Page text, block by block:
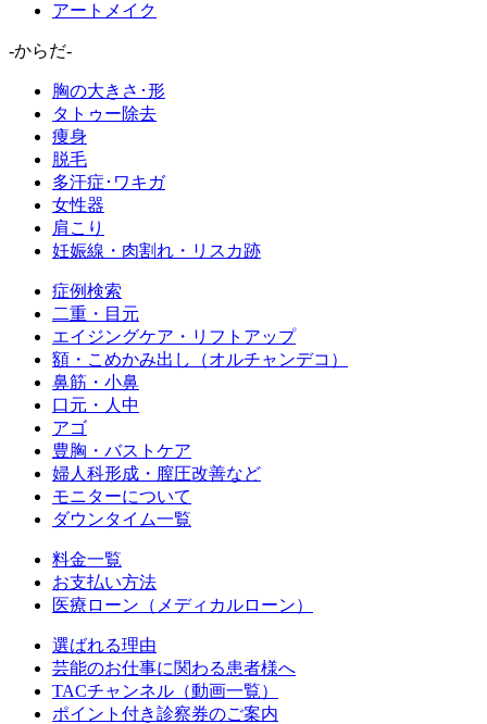
アートメイク
-からだ-
胸の大きさ･形
タトゥー除去
痩身
脱毛
多汗症･ワキガ
女性器
肩こり
妊娠線・肉割れ・リスカ跡
症例検索
二重・目元
エイジングケア・リフトアップ
額・こめかみ出し（オルチャンデコ）
鼻筋・小鼻
口元・人中
アゴ
豊胸・バストケア
婦人科形成・膣圧改善など
モニターについて
ダウンタイム一覧
料金一覧
お支払い方法
医療ローン（メディカルローン）
選ばれる理由
芸能のお仕事に関わる患者様へ
TACチャンネル（動画一覧）
ポイント付き診察券のご案内